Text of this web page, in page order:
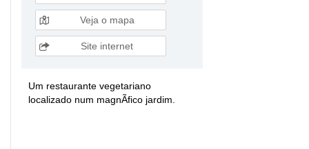
Veja o mapa
Site internet
Um restaurante vegetariano
localizado num magnÃ­fico jardim.